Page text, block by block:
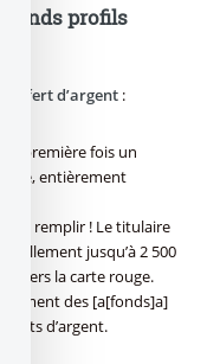
grands profils
d’argent:
la première fois un
entièrement
à remplir ! Le titulaire
jusqu’à 2 500
vers la carte rouge.
des [a[fonds]a]
d’argent.